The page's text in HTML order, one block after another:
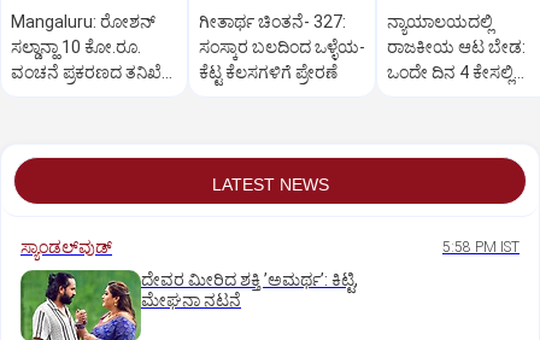
Mangaluru: ರೋಶನ್‌
ಸಲ್ಡಾನ್ಹಾ 10 ಕೋ.ರೂ.
ವಂಚನೆ ಪ್ರಕರಣದ ತನಿಖೆ
ಗೀತಾರ್ಥ ಚಿಂತನೆ- 327:
ಸಂಸ್ಕಾರ ಬಲದಿಂದ ಒಳ್ಳೆಯ-
ಕೆಟ್ಟ ಕೆಲಸಗಳಿಗೆ ಪ್ರೇರಣೆ
ನ್ಯಾಯಾಲಯದಲ್ಲಿ
ರಾಜಕೀಯ ಆಟ ಬೇಡ:
ಒಂದೇ ದಿನ 4 ಕೇಸಲ್ಲಿ
LATEST NEWS
ಸ್ಯಾಂಡಲ್‌ವುಡ್‌ 5:58 PM IST
ದೇವರ ಮೀರಿದ ಶಕ್ತಿ ʼಅಮರ್ಥʼ: ಕಿಟ್ಟಿ,
ಮೇಘನಾ ನಟನೆ